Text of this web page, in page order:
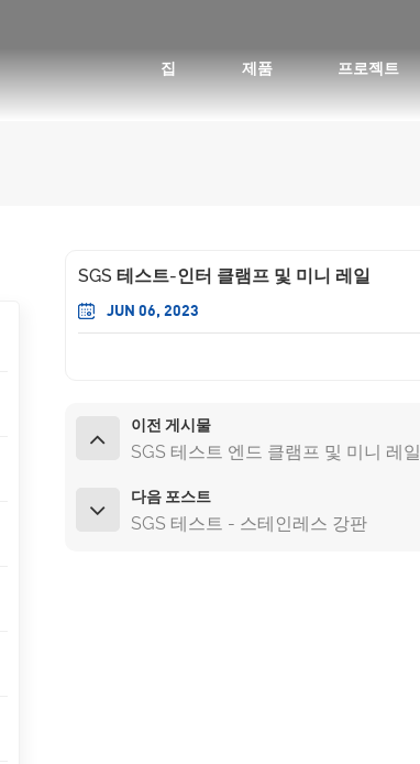
집 제품 프로젝트
SGS 테스트-인터 클램프 및 미니 레일
JUN 06, 2023
이전 게시물
SGS 테스트 엔드 클램프 및 미니 레일
다음 포스트
SGS 테스트 - 스테인레스 강판